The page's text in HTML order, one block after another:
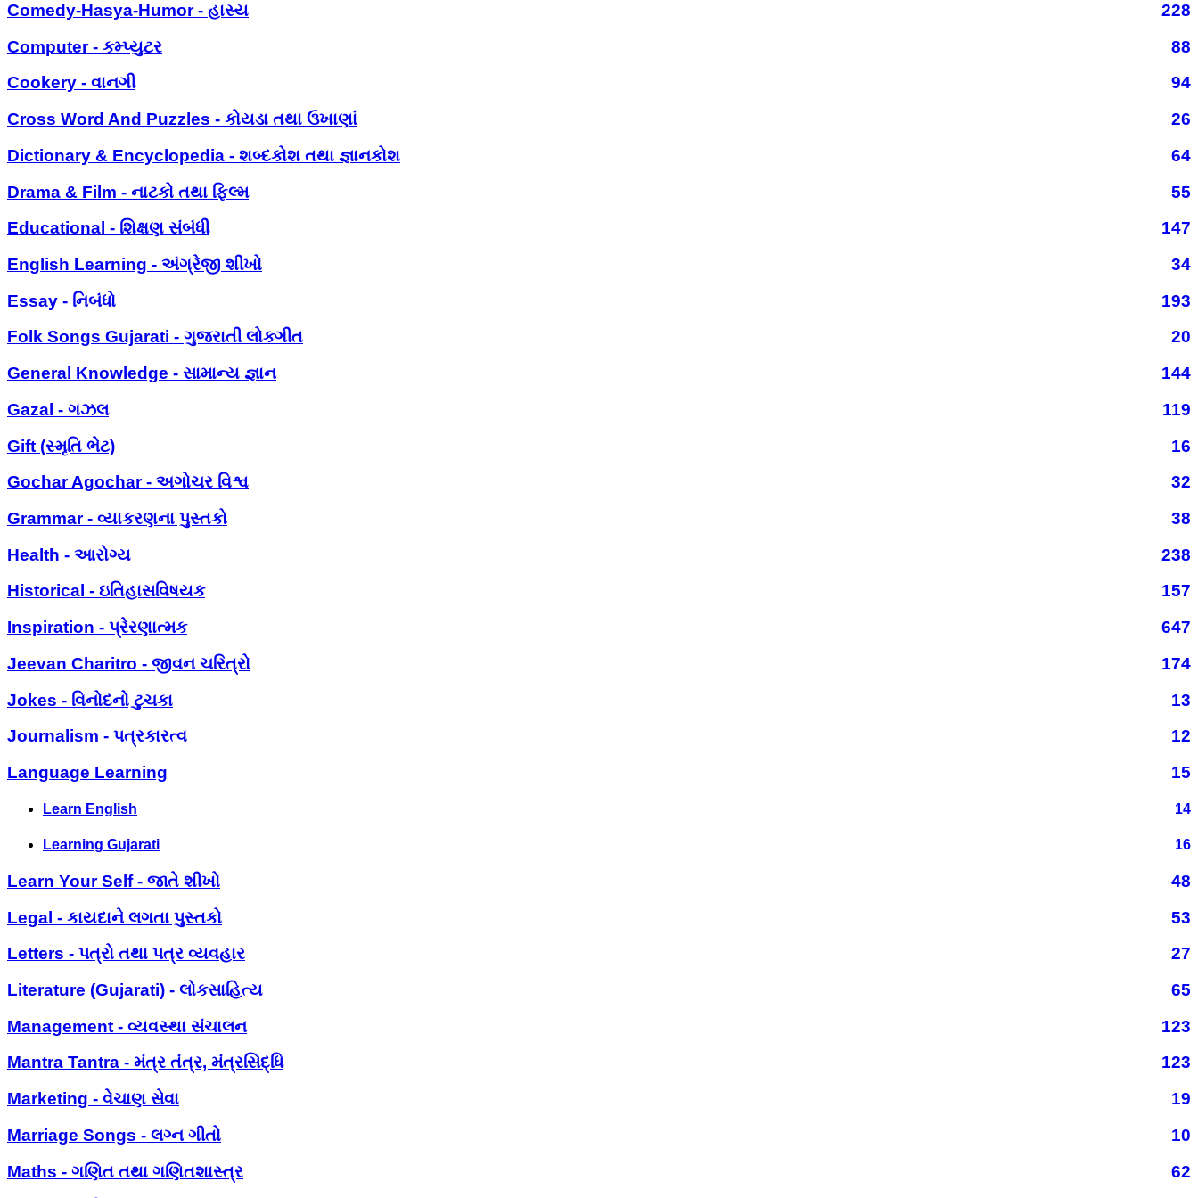
Comedy-Hasya-Humor - હાસ્ય
228
Computer - કમ્પ્યુટર
88
Cookery - વાનગી
94
Cross Word And Puzzles - કોયડા તથા ઉખાણાં
26
Dictionary & Encyclopedia - શબ્દકોશ તથા જ્ઞાનકોશ
64
Drama & Film - નાટકો તથા ફિલ્મ
55
Educational - શિક્ષણ સંબંધી
147
English Learning - અંગ્રેજી શીખો
34
Essay - નિબંધો
193
Folk Songs Gujarati - ગુજરાતી લોકગીત
20
General Knowledge - સામાન્ય જ્ઞાન
144
Gazal - ગઝલ
119
Gift (સ્મૃતિ ભેટ)
16
Gochar Agochar - અગોચર વિશ્વ
32
Grammar - વ્યાકરણના પુસ્તકો
38
Health - આરોગ્ય
238
Historical - ઇતિહાસવિષયક
157
Inspiration - પ્રેરણાત્મક
647
Jeevan Charitro - જીવન ચરિત્રો
174
Jokes - વિનોદનો ટુચકા
13
Journalism - પત્રકારત્વ
12
Language Learning
15
Learn English 14
Learning Gujarati 16
Learn Your Self - જાતે શીખો
48
Legal - કાયદાને લગતા પુસ્તકો
53
Letters - પત્રો તથા પત્ર વ્યવહાર
27
Literature (Gujarati) - લોકસાહિત્ય
65
Management - વ્યવસ્થા સંચાલન
123
Mantra Tantra - મંત્ર તંત્ર, મંત્રસિદ્ધિ
123
Marketing - વેચાણ સેવા
19
Marriage Songs - લગ્ન ગીતો
10
Maths - ગણિત તથા ગણિતશાસ્ત્ર
62